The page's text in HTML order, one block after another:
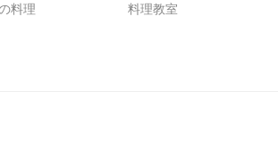
料理
料理教室